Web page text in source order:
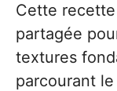
Cette recette
partagée
textures
parcourant